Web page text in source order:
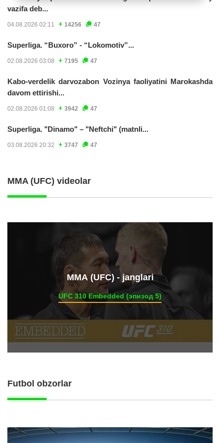
vazifa deb...
04.08.2026 02:11 14256 47
Superliga. “Buxoro” - “Lokomotiv”...
02.08.2026 03:08 7195 47
Kabo-verdelik darvozabon Vozinya faoliyatini Marokashda
davom ettirishi...
02.08.2026 01:08 3942 47
Superliga. "Dinamo" – "Neftchi" (matnli...
03.08.2026 20:32 3747 47
MMA (UFC) videolar
ММА (UFC) - janglari
UFC 310 Embedded (эпизод 5)
Futbol obzorlar